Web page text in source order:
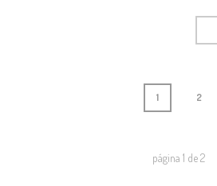
1 2
página 1 de2